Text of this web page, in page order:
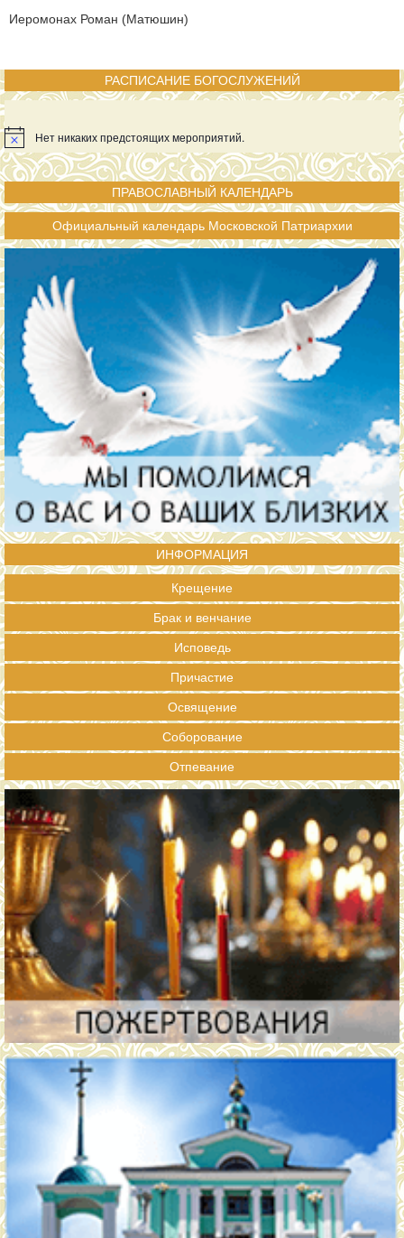
Иеромонах Роман (Матюшин)
РАСПИСАНИЕ БОГОСЛУЖЕНИЙ
Нет никаких предстоящих мероприятий.
ПРАВОСЛАВНЫЙ КАЛЕНДАРЬ
Официальный календарь Московской Патриархии
ИНФОРМАЦИЯ
Крещение
Брак и венчание
Исповедь
Причастие
Освящение
Соборование
Отпевание